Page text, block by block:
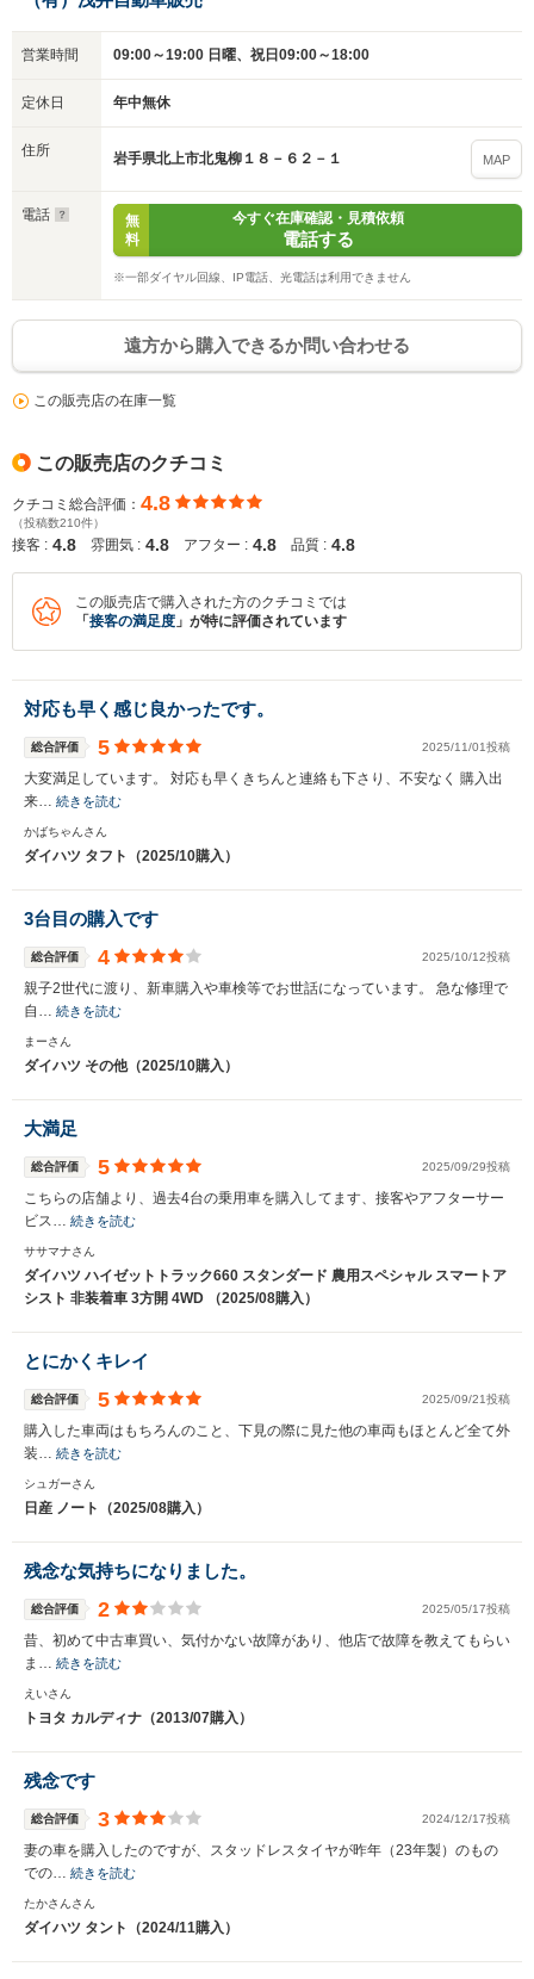
営業時間 09:00～19:00 日曜、祝日09:00～18:00
定休日 年中無休
住所 岩手県北上市北鬼柳１８－６２－１ MAP
電話
無
料
今すぐ在庫確認・見積依頼
電話する
※一部ダイヤル回線、IP電話、光電話は利用できません
遠方から購入できるか問い合わせる
この販売店の在庫一覧
この販売店のクチコミ
クチコミ総合評価： 4.8
（投稿数210件）
接客 : 4.8 雰囲気 : 4.8 アフター : 4.8 品質 : 4.8
この販売店で購入された方のクチコミでは
「 接客の満足度 」が特に評価されています
対応も早く感じ良かったです。
総合評価 5 2025/11/01投稿
大変満足しています。 対応も早くきちんと連絡も下さり、不安なく 購入出
来… 続きを読む
かばちゃんさん
ダイハツ タフト（2025/10購入）
3台目の購入です
総合評価 4 2025/10/12投稿
親子2世代に渡り、新車購入や車検等でお世話になっています。 急な修理で
自… 続きを読む
まーさん
ダイハツ その他（2025/10購入）
大満足
総合評価 5 2025/09/29投稿
こちらの店舗より、過去4台の乗用車を購入してます、接客やアフターサー
ビス… 続きを読む
ササマナさん
ダイハツ ハイゼットトラック660 スタンダード 農用スペシャル スマートア
シスト 非装着車 3方開 4WD （2025/08購入）
とにかくキレイ
総合評価 5 2025/09/21投稿
購入した車両はもちろんのこと、下見の際に見た他の車両もほとんど全て外
装… 続きを読む
シュガーさん
日産 ノート（2025/08購入）
残念な気持ちになりました。
総合評価 2 2025/05/17投稿
昔、初めて中古車買い、気付かない故障があり、他店で故障を教えてもらい
ま… 続きを読む
えいさん
トヨタ カルディナ（2013/07購入）
残念です
総合評価 3 2024/12/17投稿
妻の車を購入したのですが、スタッドレスタイヤが昨年（23年製）のもの
での… 続きを読む
たかさんさん
ダイハツ タント（2024/11購入）
※次回問い合わせをする際に自動入力されます
※保存された情報は90 日で破棄されます
いいえ はい